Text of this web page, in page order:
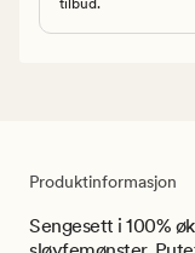
Produktinformasjon
Sengesett i 100%